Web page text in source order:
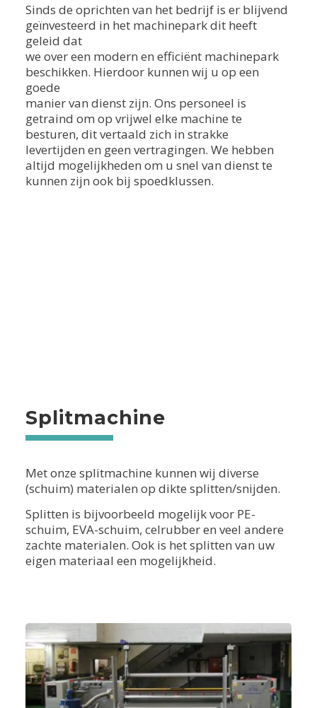
Sinds de oprichten van het bedrijf is er blijvend
geïnvesteerd in het machinepark dit heeft
geleid dat
we over een modern en efficiënt machinepark
beschikken. Hierdoor kunnen wij u op een
goede
manier van dienst zijn. Ons personeel is
getraind om op vrijwel elke machine te
besturen, dit vertaald zich in strakke
levertijden en geen vertragingen. We hebben
altijd mogelijkheden om u snel van dienst te
kunnen zijn ook bij spoedklussen.
Splitmachine
Met onze splitmachine kunnen wij diverse
(schuim) materialen op dikte splitten/snijden.
Splitten is bijvoorbeeld mogelijk voor PE-
schuim, EVA-schuim, celrubber en veel andere
zachte materialen. Ook is het splitten van uw
eigen materiaal een mogelijkheid.